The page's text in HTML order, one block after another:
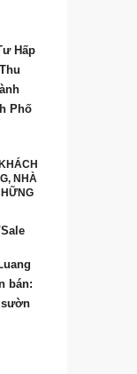
Hấp
Phố
NHÀ
bán:
sườn